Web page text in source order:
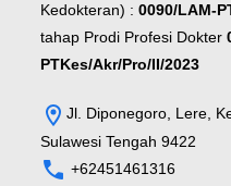
Kedokteran) :0090/LAM-
tahap Prodi Profesi Dokter
PTKes/Akr/Pro/II/2023
Jl. Diponegoro, Lere,
Sulawesi Tengah 9422
+62451461316